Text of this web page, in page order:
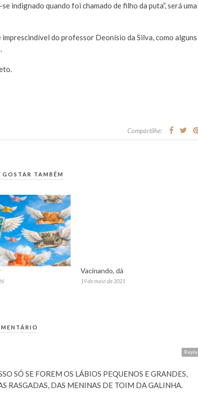
indignado quando foi chamado de filho da puta”, será uma
do professor Deonísio da Silva, como alguns
Compartilhe:
TAMBÉM
Vacinando, dá
19 de maio de 2021
Reply
SÓ SE FOREM OS LÁBIOS PEQUENOS E GRANDES,
RASGADAS, DAS MENINAS DE TOIM DA GALINHA.